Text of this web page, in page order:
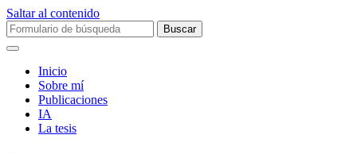
Saltar al contenido
Buscar:
Inicio
Sobre mí­
Publicaciones
IA
La tesis